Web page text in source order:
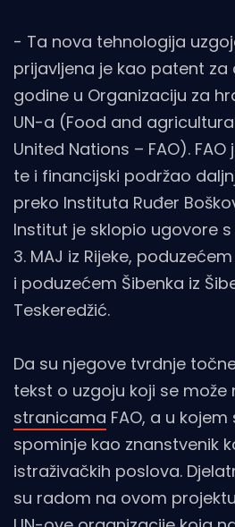
- Ta nova tehnologija
prijavljena je kao patent za
godine u Organizaciju za
UN-a (Food and
United Nations – FAO).
te i financijski podržao
preko Instituta Ruđer
Institut je sklopio ugovore
3. MAJ iz Rijeke,
i poduzećem Šibenka iz
Teskeredžić.
Da su njegove tvrdnje
tekst o uzgoju koji se može
stranicama FAO, a u
spominje kao znanstvenik
istraživačkih poslova.
su radom na ovom